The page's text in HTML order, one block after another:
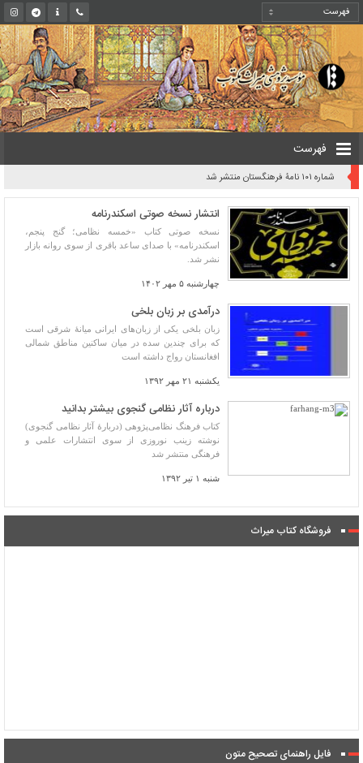
فهرست
شماره ۱۰۱ نامۀ فرهنگستان منتشر شد
انتشار نسخه صوتی اسکندرنامه
نسخه صوتی کتاب «خمسه نظامی؛ گنج پنجم،
اسکندرنامه» با صدای ساعد باقری از سوی روانه بازار
نشر شد.
چهارشنبه ۵ مهر ۱۴۰۲
درآمدی بر زبان بلخی
زبان بلخی یکی از زبان‌های ایرانی میانهٔ شرقی است
که برای چندین سده در میان ساکنین مناطق شمالی
افغانستان رواج داشته است
یکشنبه ۲۱ مهر ۱۳۹۲
درباره آثار نظامی گنجوی بیشتر بدانید
کتاب فرهنگ نظامی‌پژوهی (دربارۀ آثار نظامی گنجوی)
نوشته زینب نوروزی از سوی انتشارات علمی و
فرهنگی منتشر شد
شنبه ۱ تیر ۱۳۹۲
فروشگاه کتاب میراث
فایل راهنمای تصحیح متون